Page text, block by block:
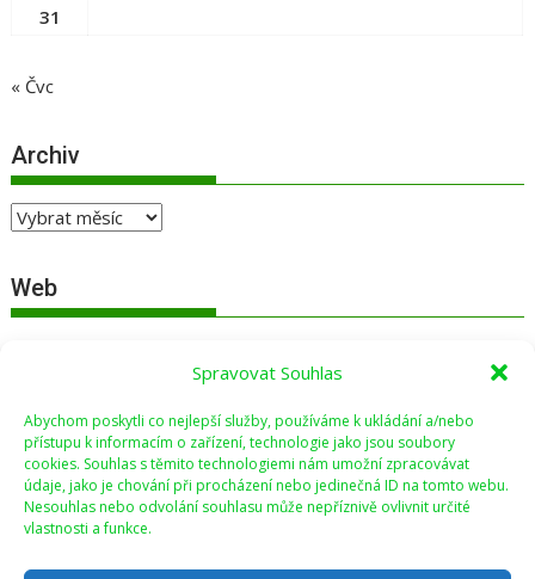
Spravovat Souhlas
Abychom poskytli co nejlepší služby, používáme k ukládání a/nebo
přístupu k informacím o zařízení, technologie jako jsou soubory
cookies. Souhlas s těmito technologiemi nám umožní zpracovávat
údaje, jako je chování při procházení nebo jedinečná ID na tomto webu.
Nesouhlas nebo odvolání souhlasu může nepříznivě ovlivnit určité
vlastnosti a funkce.
31
« Čvc
Archiv
Archiv
Web
Kanál komentářů
Česká lokalizace